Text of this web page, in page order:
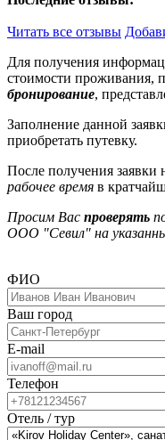
Читать все отзывы
Для получения
стоимости проживания,
бронирование,
Заполнение данной
приобретать путевку.
После получения
рабочее время в
Просим Вас проверять
ООО "Севил" на
ФИО
Ваш город
E-mail
Телефон
Отель / тур